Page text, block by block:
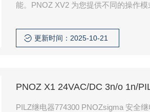
能。PNOZ XV2 为您提供不同的操作
更新时间：2025-10-21
PNOZ X1 24VAC/DC 3n/o 1n/
PILZ继电器774300 PNOZsigma 安全